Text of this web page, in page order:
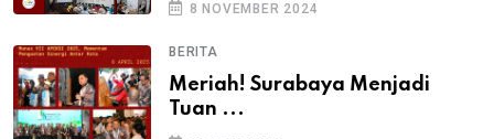
8 NOVEMBER 2024
BERITA
Meriah! Surabaya Menjadi
Tuan ...